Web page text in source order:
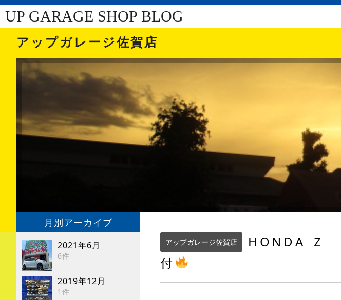
UP GARAGE SHOP BLOG
アップガレージ佐賀店
月別アーカイブ
2021年6月
6件
2019年12月
1件
アップガレージ佐賀店
HONDA Ｚ
付